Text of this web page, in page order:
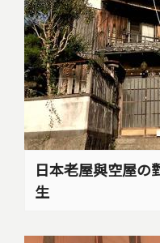
日本老屋與空屋の
生